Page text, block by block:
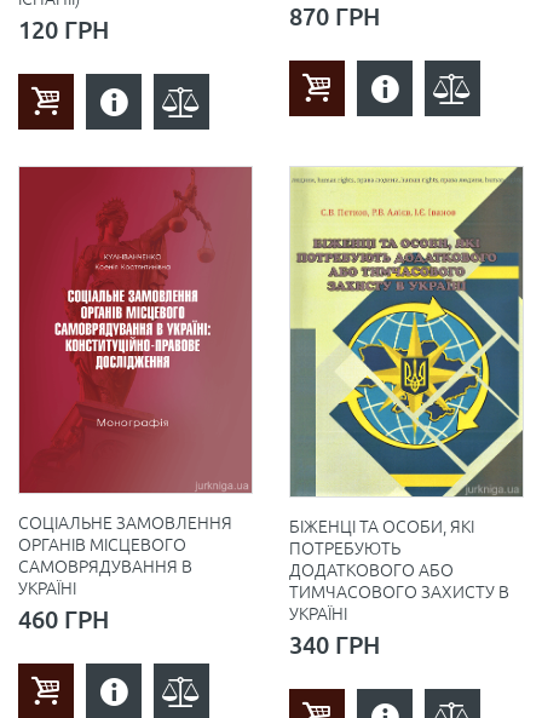
120 ГРН 870 ГРН
СОЦІАЛЬНЕ ЗАМОВЛЕННЯ
ОРГАНІВ МІСЦЕВОГО
САМОВРЯДУВАННЯ В
УКРАЇНІ
460 ГРН
БІЖЕНЦІ ТА ОСОБИ, ЯКІ
ПОТРЕБУЮТЬ
ДОДАТКОВОГО АБО
ТИМЧАСОВОГО ЗАХИСТУ В
УКРАЇНІ
340 ГРН